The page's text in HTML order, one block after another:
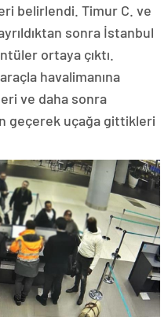
belirlendi. Timur C. ve
sonra İstanbul
ortaya çıktı.
havalimanına
ve daha sonra
geçerek uçağa gittikleri